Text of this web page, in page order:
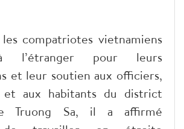
compatriotes vietnamiens
l’étranger pour leurs
et leur soutien aux officiers,
et aux habitants du district
Truong Sa, il a affirmé